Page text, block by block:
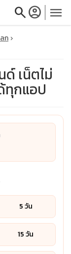
searchaccount_circle menu
close
ก
เน็ตไม่
ทุกแอป
5 วัน
15 วัน